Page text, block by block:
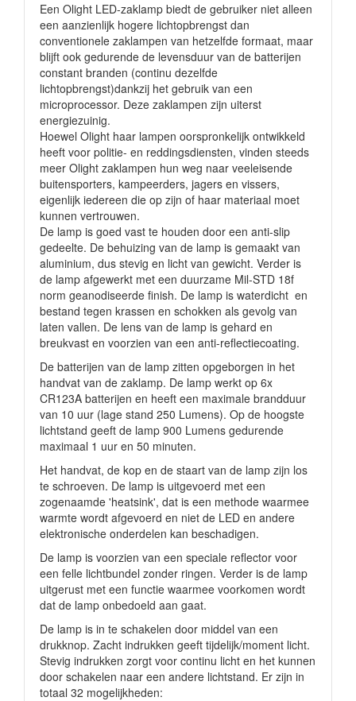
Een Olight LED-zaklamp biedt de gebruiker niet alleen
een aanzienlijk hogere lichtopbrengst dan
conventionele zaklampen van hetzelfde formaat, maar
blijft ook gedurende de levensduur van de batterijen
constant branden (continu dezelfde
lichtopbrengst)dankzij het gebruik van een
microprocessor. Deze zaklampen zijn uiterst
energiezuinig.
Hoewel Olight haar lampen oorspronkelijk ontwikkeld
heeft voor politie- en reddingsdiensten, vinden steeds
meer Olight zaklampen hun weg naar veeleisende
buitensporters, kampeerders, jagers en vissers,
eigenlijk iedereen die op zijn of haar materiaal moet
kunnen vertrouwen.
De lamp is goed vast te houden door een anti-slip
gedeelte. De behuizing van de lamp is gemaakt van
aluminium, dus stevig en licht van gewicht. Verder is
de lamp afgewerkt met een duurzame Mil-STD 18f
norm geanodiseerde finish. De lamp is waterdicht en
bestand tegen krassen en schokken als gevolg van
laten vallen. De lens van de lamp is gehard en
breukvast en voorzien van een anti-reflectiecoating.
De batterijen van de lamp zitten opgeborgen in het
handvat van de zaklamp. De lamp werkt op 6x
CR123A batterijen en heeft een maximale brandduur
van 10 uur (lage stand 250 Lumens). Op de hoogste
lichtstand geeft de lamp 900 Lumens gedurende
maximaal 1 uur en 50 minuten.
Het handvat, de kop en de staart van de lamp zijn los
te schroeven. De lamp is uitgevoerd met een
zogenaamde 'heatsink', dat is een methode waarmee
warmte wordt afgevoerd en niet de LED en andere
elektronische onderdelen kan beschadigen.
De lamp is voorzien van een speciale reflector voor
een felle lichtbundel zonder ringen. Verder is de lamp
uitgerust met een functie waarmee voorkomen wordt
dat de lamp onbedoeld aan gaat.
De lamp is in te schakelen door middel van een
drukknop. Zacht indrukken geeft tijdelijk/moment licht.
Stevig indrukken zorgt voor continu licht en het kunnen
door schakelen naar een andere lichtstand. Er zijn in
totaal 32 mogelijkheden: